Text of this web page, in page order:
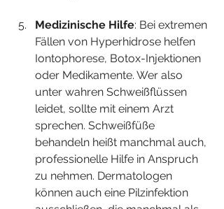
Medizinische Hilfe: Bei extremen
Fällen von Hyperhidrose helfen
Iontophorese, Botox-Injektionen
oder Medikamente. Wer also
unter wahren Schweißflüssen
leidet, sollte mit einem Arzt
sprechen. Schweißfüße
behandeln heißt manchmal auch,
professionelle Hilfe in Anspruch
zu nehmen. Dermatologen
können auch eine Pilzinfektion